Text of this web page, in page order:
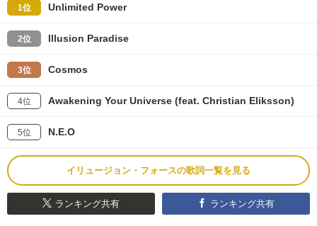
1位 Unlimited Power
2位 Illusion Paradise
3位 Cosmos
4位 Awakening Your Universe (feat. Christian Eliksson)
5位 N.E.O
イリュージョン・フォースの歌詞一覧を見る
ランキング共有 ランキング共有